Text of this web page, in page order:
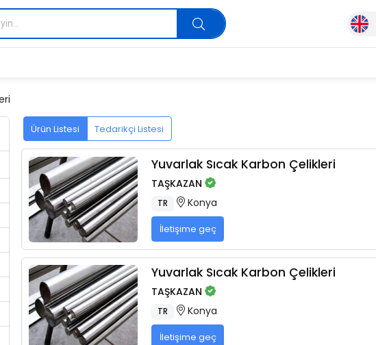
Ürün Listesi Tedarikçi Listesi
Yuvarlak Sıcak Karbon Çelikleri
TAŞKAZAN
TR Konya
İletişime geç
Yuvarlak Sıcak Karbon Çelikleri
TAŞKAZAN
TR Konya
İletişime geç